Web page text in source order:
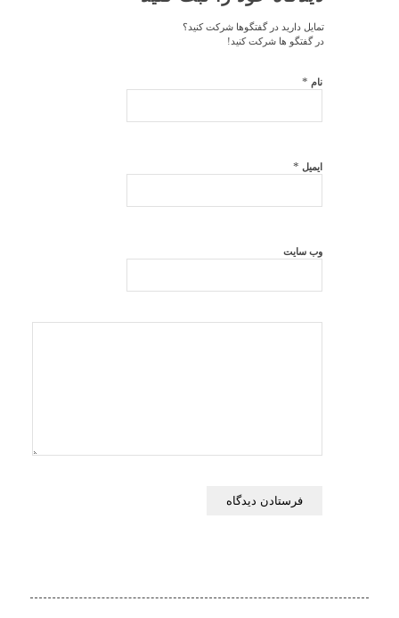
تمایل دارید در گفتگوها شرکت کنید؟
در گفتگو ها شرکت کنید!
نام *
ایمیل *
وب‌ سایت